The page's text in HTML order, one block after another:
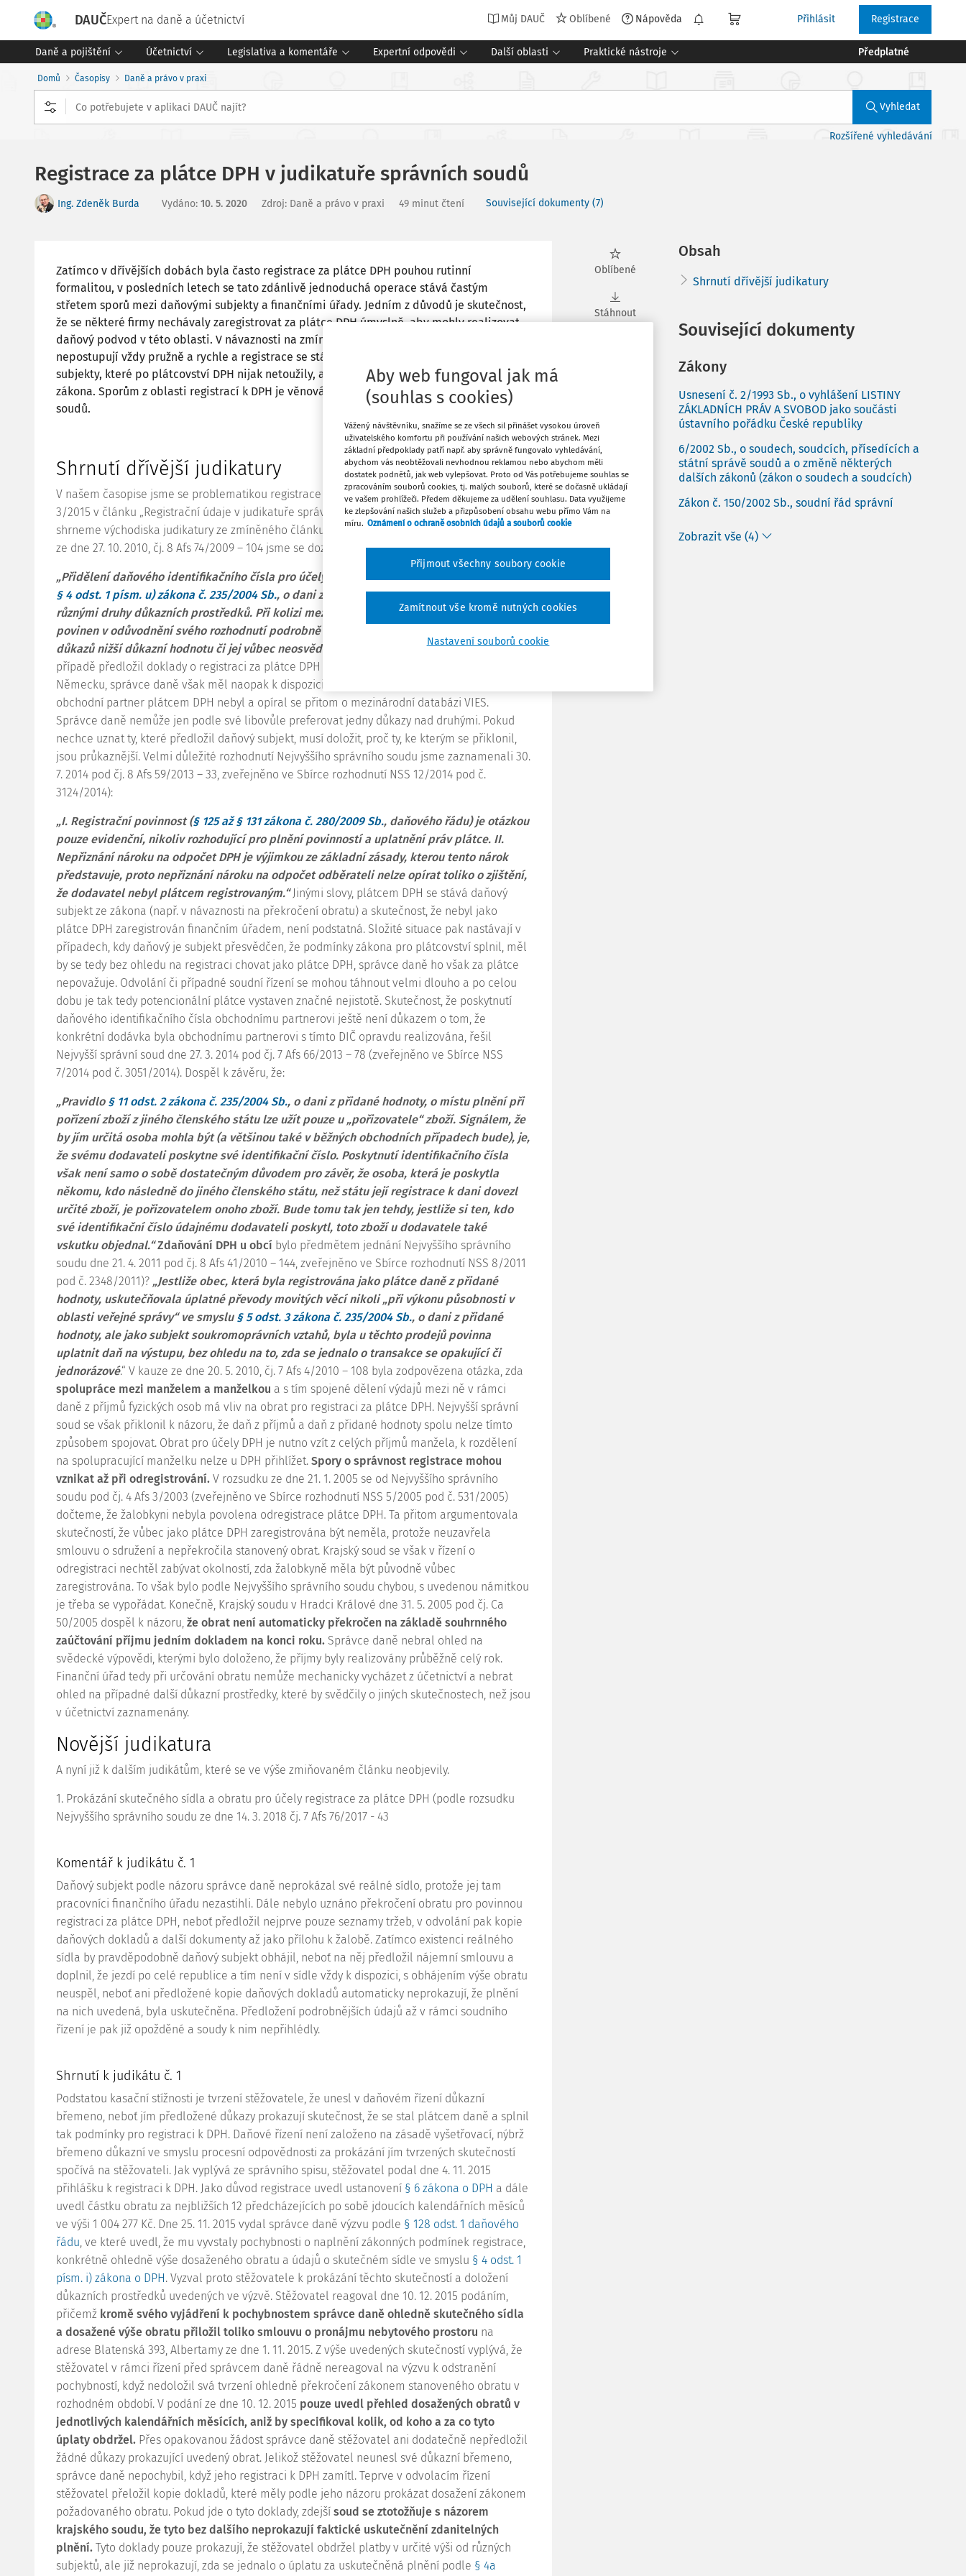
DAUČExpert na daně a účetnictví Můj DAUČ Oblíbené Nápověda Přihlásit Registrace
Daně a pojištění Účetnictví Legislativa a komentáře Expertní odpovědi Další oblasti Praktické nástroje Předplatné
Domů Časopisy Daně a právo v praxi
Vyhledat
Rozšířené vyhledávání
Registrace za plátce DPH v judikatuře správních soudů
Ing. Zdeněk Burda Vydáno: 10. 5. 2020 Zdroj: Daně a právo v praxi 49 minut čtení Související dokumenty (7)
Zatímco v dřívějších dobách byla často registrace za plátce DPH pouhou rutinní
formalitou, v posledních letech se tato zdánlivě jednoduchá operace stává častým
střetem sporů mezi daňovými subjekty a finančními úřady. Jedním z důvodů je skutečnost,
že se některé firmy nechávaly zaregistrovat za plátce DPH úmyslně, aby mohly realizovat
daňový podvod v této oblasti. V návaznosti na zmíněnou skutečnost správci daně
nepostupují vždy pružně a rychle a registrace se stává v praxi někdy noční můrou i pro
subjekty, které po plátcovství DPH nijak netoužily, ale jen se snaží naplnit požadavky
zákona. Sporům z oblasti registrací k DPH je věnován dnešní výběr z judikatury správních
soudů.
Shrnutí dřívější judikatury
V našem časopise jsme se problematikou registrace za plátce DPH částečně zabývali již v č.
3/2015 v článku „Registrační údaje v judikatuře správních soudů“. V úvodu tedy stručně
shrneme východiska judikatury ze zmíněného článku. Z
rozsudku Nejvyššího správního soudu
ze dne 27. 10. 2010, čj. 8 Afs 74/2009 – 104 jsme se dozvěděli, že:
„Přidělení daňového identifikačního čísla pro účely intrakomunitárního dodání ve smyslu
§ 4 odst. 1 písm. u) zákona č. 235/2004 Sb., o dani z přidané hodnoty, je možno prokázat
různými druhy důkazních prostředků. Při kolizi mezi některými z nich je správce daně
povinen v odůvodnění svého rozhodnutí podrobně uvést, proč přisuzuje některému z
důkazů nižší důkazní hodnotu či jej vůbec neosvědčuje za důkaz.“
Daňový subjekt v daném
případě předložil doklady o registraci za plátce DPH od svého obchodního partnera v
Německu, správce daně však měl naopak k dispozici dokumenty, které osvědčovaly, že
obchodní partner plátcem DPH nebyl a opíral se přitom o mezinárodní databázi VIES.
Správce daně nemůže jen podle své libovůle preferovat jedny důkazy nad druhými. Pokud
nechce uznat ty, které předložil daňový subjekt, musí doložit, proč ty, ke kterým se přiklonil,
jsou průkaznější. Velmi důležité rozhodnutí Nejvyššího správního soudu jsme zaznamenali 30.
7. 2014 pod čj. 8 Afs 59/2013 – 33, zveřejněno ve Sbírce rozhodnutí NSS 12/2014 pod č.
3124/2014):
„I. Registrační povinnost (§ 125 až § 131 zákona č. 280/2009 Sb., daňového řádu) je otázkou
pouze evidenční, nikoliv rozhodující pro plnění povinností a uplatnění práv plátce. II.
Nepřiznání nároku na odpočet DPH je výjimkou ze základní zásady, kterou tento nárok
představuje, proto nepřiznání nároku na odpočet odběrateli nelze opírat toliko o zjištění,
že dodavatel nebyl plátcem registrovaným.“Jinými slovy, plátcem DPH se stává daňový
subjekt ze zákona (např. v návaznosti na překročení obratu) a skutečnost, že nebyl jako
plátce DPH zaregistrován finančním úřadem, není podstatná. Složité situace pak nastávají v
případech, kdy daňový je subjekt přesvědčen, že podmínky zákona pro plátcovství splnil, měl
by se tedy bez ohledu na registraci chovat jako plátce DPH, správce daně ho však za plátce
nepovažuje. Odvolání či případné soudní řízení se mohou táhnout velmi dlouho a po celou
dobu je tak tedy potencionální plátce vystaven značné nejistotě. Skutečnost, že poskytnutí
daňového identifikačního čísla obchodnímu partnerovi ještě není důkazem o tom, že
konkrétní dodávka byla obchodnímu partnerovi s tímto DIČ opravdu realizována, řešil
Nejvyšší správní soud dne 27. 3. 2014 pod čj. 7 Afs 66/2013 – 78 (zveřejněno ve Sbírce NSS
7/2014 pod č. 3051/2014). Dospěl k závěru, že:
„Pravidlo § 11 odst. 2 zákona č. 235/2004 Sb., o dani z přidané hodnoty, o místu plnění při
pořízení zboží z jiného členského státu lze užít pouze u „pořizovatele“ zboží. Signálem, že
by jím určitá osoba mohla být (a většinou také v běžných obchodních případech bude), je,
že svému dodavateli poskytne své identifikační číslo. Poskytnutí identifikačního čísla
však není samo o sobě dostatečným důvodem pro závěr, že osoba, která je poskytla
někomu, kdo následně do jiného členského státu, než státu její registrace k dani dovezl
určité zboží, je pořizovatelem onoho zboží. Bude tomu tak jen tehdy, jestliže si ten, kdo
své identifikační číslo údajnému dodavateli poskytl, toto zboží u dodavatele také
vskutku objednal.“Zdaňování DPH u obcí bylo předmětem jednání Nejvyššího správního
soudu dne 21. 4. 2011 pod čj. 8 Afs 41/2010 – 144, zveřejněno ve Sbírce rozhodnutí NSS 8/2011
pod č. 2348/2011)? „Jestliže obec, která byla registrována jako plátce daně z přidané
hodnoty, uskutečňovala úplatné převody movitých věcí nikoli „při výkonu působnosti v
oblasti veřejné správy“ ve smyslu § 5 odst. 3 zákona č. 235/2004 Sb., o dani z přidané
hodnoty, ale jako subjekt soukromoprávních vztahů, byla u těchto prodejů povinna
uplatnit daň na výstupu, bez ohledu na to, zda se jednalo o transakce se opakující či
jednorázové.“ V kauze ze dne 20. 5. 2010, čj. 7 Afs 4/2010 – 108 byla zodpovězena otázka, zda
spolupráce mezi manželem a manželkou a s tím spojené dělení výdajů mezi ně v rámci
daně z příjmů fyzických osob má vliv na obrat pro registraci za plátce DPH. Nejvyšší správní
soud se však přiklonil k názoru, že daň z příjmů a daň z přidané hodnoty spolu nelze tímto
způsobem spojovat. Obrat pro účely DPH je nutno vzít z celých příjmů manžela, k rozdělení
na spolupracující manželku nelze u DPH přihlížet. Spory o správnost registrace mohou
vznikat až při odregistrování. V rozsudku ze dne 21. 1. 2005 se od Nejvyššího správního
soudu pod čj. 4 Afs 3/2003 (zveřejněno ve Sbírce rozhodnutí NSS 5/2005 pod č. 531/2005)
dočteme, že žalobkyni nebyla povolena odregistrace plátce DPH. Ta přitom argumentovala
skutečností, že vůbec jako plátce DPH zaregistrována být neměla, protože neuzavřela
smlouvu o sdružení a nepřekročila stanovený obrat. Krajský soud se však v řízení o
odregistraci nechtěl zabývat okolností, zda žalobkyně měla být původně vůbec
zaregistrována. To však bylo podle Nejvyššího správního soudu chybou, s uvedenou námitkou
je třeba se vypořádat. Konečně, Krajský soudu v Hradci Králové dne 31. 5. 2005 pod čj. Ca
50/2005 dospěl k názoru, že obrat není automaticky překročen na základě souhrnného
zaúčtování příjmu jedním dokladem na konci roku. Správce daně nebral ohled na
svědecké výpovědi, kterými bylo doloženo, že příjmy byly realizovány průběžně celý rok.
Finanční úřad tedy při určování obratu nemůže mechanicky vycházet z účetnictví a nebrat
ohled na případné další důkazní prostředky, které by svědčily o jiných skutečnostech, než jsou
v účetnictví zaznamenány.
Novější judikatura
A nyní již k dalším judikátům, které se ve výše zmiňovaném článku neobjevily.
1. Prokázání skutečného sídla a obratu pro účely registrace za plátce DPH (podle rozsudku
Nejvyššího správního soudu ze dne 14. 3. 2018 čj. 7 Afs 76/2017 - 43
Komentář k judikátu č. 1
Daňový subjekt podle názoru správce daně neprokázal své reálné sídlo, protože jej tam
pracovníci finančního úřadu nezastihli. Dále nebylo uznáno překročení obratu pro povinnou
registraci za plátce DPH, neboť předložil nejprve pouze seznamy tržeb, v odvolání pak kopie
daňových dokladů a další dokumenty až jako přílohu k žalobě. Zatímco existenci reálného
sídla by pravděpodobně daňový subjekt obhájil, neboť na něj předložil nájemní smlouvu a
doplnil, že jezdí po celé republice a tím není v sídle vždy k dispozici, s obhájením výše obratu
neuspěl, neboť ani předložené kopie daňových dokladů automaticky neprokazují, že plnění
na nich uvedená, byla uskutečněna. Předložení podrobnějších údajů až v rámci soudního
řízení je pak již opožděné a soudy k nim nepřihlédly.
Shrnutí k judikátu č. 1
Podstatou kasační stížnosti je tvrzení stěžovatele, že unesl v daňovém řízení důkazní
břemeno, neboť jím předložené důkazy prokazují skutečnost, že se stal plátcem daně a splnil
tak podmínky pro registraci k DPH. Daňové řízení není založeno na zásadě vyšetřovací, nýbrž
břemeno důkazní ve smyslu procesní odpovědnosti za prokázání jím tvrzených skutečností
spočívá na stěžovateli. Jak vyplývá ze správního spisu, stěžovatel podal dne 4. 11. 2015
přihlášku k registraci k DPH. Jako důvod registrace uvedl ustanovení § 6 zákona o DPH a dále
uvedl částku obratu za nejbližších 12 předcházejících po sobě jdoucích kalendářních měsíců
ve výši 1 004 277 Kč. Dne 25. 11. 2015 vydal správce daně výzvu podle § 128 odst. 1 daňového
řádu, ve které uvedl, že mu vyvstaly pochybnosti o naplnění zákonných podmínek registrace,
konkrétně ohledně výše dosaženého obratu a údajů o skutečném sídle ve smyslu § 4 odst. 1
písm. i) zákona o DPH. Vyzval proto stěžovatele k prokázání těchto skutečností a doložení
důkazních prostředků uvedených ve výzvě. Stěžovatel reagoval dne 10. 12. 2015 podáním,
přičemž kromě svého vyjádření k pochybnostem správce daně ohledně skutečného sídla
a dosažené výše obratu přiložil toliko smlouvu o pronájmu nebytového prostoru na
adrese Blatenská 393, Albertamy ze dne 1. 11. 2015. Z výše uvedených skutečností vyplývá, že
stěžovatel v rámci řízení před správcem daně řádně nereagoval na výzvu k odstranění
pochybností, když nedoložil svá tvrzení ohledně překročení zákonem stanoveného obratu v
rozhodném období. V podání ze dne 10. 12. 2015 pouze uvedl přehled dosažených obratů v
jednotlivých kalendářních měsících, aniž by specifikoval kolik, od koho a za co tyto
úplaty obdržel. Přes opakovanou žádost správce daně stěžovatel ani dodatečně nepředložil
žádné důkazy prokazující uvedený obrat. Jelikož stěžovatel neunesl své důkazní břemeno,
správce daně nepochybil, když jeho registraci k DPH zamítl. Teprve v odvolacím řízení
stěžovatel přeložil kopie dokladů, které měly podle jeho názoru prokázat dosažení zákonem
požadovaného obratu. Pokud jde o tyto doklady, zdejší soud se ztotožňuje s názorem
krajského soudu, že tyto bez dalšího neprokazují faktické uskutečnění zdanitelných
plnění. Tyto doklady pouze prokazují, že stěžovatel obdržel platby v určité výši od různých
subjektů, ale již neprokazují, zda se jednalo o úplatu za uskutečněná plnění podle § 4a
Oblíbené
Stáhnout
Poznámka
Obsah
Shrnutí dřívější judikatury
Související dokumenty
Zákony
Usnesení č. 2/1993 Sb., o vyhlášení LISTINY
ZÁKLADNÍCH PRÁV A SVOBOD jako součásti
ústavního pořádku České republiky
6/2002 Sb., o soudech, soudcích, přísedících a
státní správě soudů a o změně některých
dalších zákonů (zákon o soudech a soudcích)
Zákon č. 150/2002 Sb., soudní řád správní
Zobrazit vše (4)
Aby web fungoval jak má
(souhlas s cookies)
Vážený návštěvníku, snažíme se ze všech sil přinášet vysokou úroveň
uživatelského komfortu při používání našich webových stránek. Mezi
základní předpoklady patří např. aby správně fungovalo vyhledávání,
abychom vás neobtěžovali nevhodnou reklamou nebo abychom měli
dostatek podnětů, jak web vylepšovat. Proto od Vás potřebujeme souhlas se
zpracováním souborů cookies, tj. malých souborů, které se dočasně ukládají
ve vašem prohlížeči. Předem děkujeme za udělení souhlasu. Data využijeme
ke zlepšování našich služeb a přizpůsobení obsahu webu přímo Vám na
míru. Oznámení o ochraně osobních údajů a souborů cookie
Nastavení souborů cookie
Zamítnout vše kromě nutných cookies
Přijmout všechny soubory cookie